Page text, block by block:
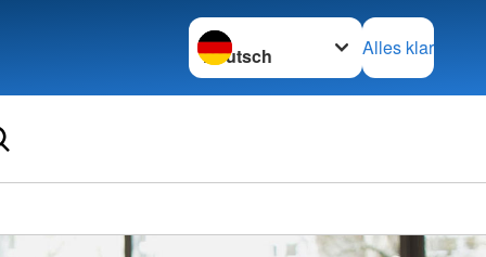
Sprache wechseln zu
Alles klar